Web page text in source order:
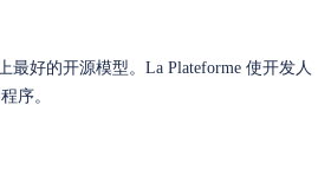
好的开源模型。La Plateforme 使开发人
序。